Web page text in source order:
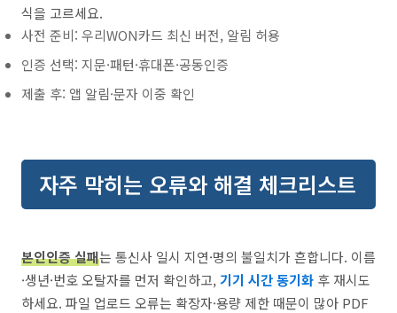
식을 고르세요.
사전 준비: 우리WON카드 최신 버전, 알림 허용
인증 선택: 지문·패턴·휴대폰·공동인증
제출 후: 앱 알림·문자 이중 확인
자주 막히는 오류와 해결 체크리스트
본인인증 실패는 통신사 일시 지연·명의 불일치가 흔합니다. 이름
·생년·번호 오탈자를 먼저 확인하고,기기 시간 동기화 후 재시도
하세요. 파일 업로드 오류는 확장자·용량 제한 때문이 많아 PDF